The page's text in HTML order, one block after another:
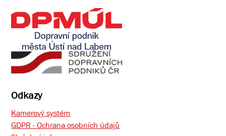
Odkazy
Kamerový systém
GDPR - Ochrana osobních údajů